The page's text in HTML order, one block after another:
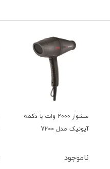
سشوار 2000 وات با دکمه
آیونیک مدل 7200
ناموجود